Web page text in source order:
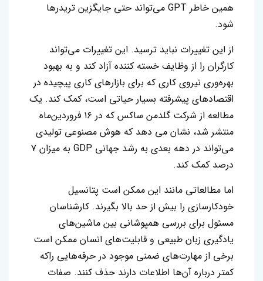
همین خاطر GPT می‌تواند حتی جایگزین تریدرها
شود.
از این تغییرات نباید ترسید. این تغییرات می‌تواند
کارگران را از وظایف خسته کننده آزاد کند و به بهبود
بهره‌وری نیروی کاری که برای بازارهای کاری پیچیده در
اقتصادهای پیشرفته بسیار حیاتی است، کمک کند. یک
مطالعه از شرکت گلدمن ساکس که در ۱۶ فروردین‌ماه
منتشر شد، نشان می دهد که هوش مصنوعی تولیدی
می‌تواند در دهه بعدی به رشد جهانی GDP به میزان ۷
درصد کمک کند.
اما مطالعاتی مانند این ممکن است پتانسیل
خودکارسازی را بیش از حد بالا بگیرند. کارشناسان
مسئول برای بررسی همپوشانی بین ماشین‌های
یادگیری زبان طبیعی و قابلیت‌های انسان ممکن است
برخی از مهارت‌های ضمنی موجود در حرفه‌هایی راکه
کمتر درباره آن‌ها اطلاعات دارند حذف کنند. صفات